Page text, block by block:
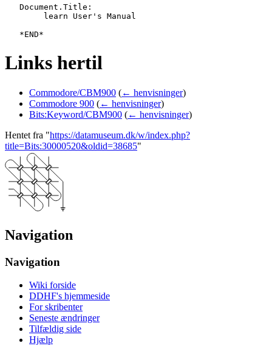
   Document.Title:
Links hertil
Commodore/CBM900 (← henvisninger)
Commodore 900 (← henvisninger)
Bits:Keyword/CBM900 (← henvisninger)
Hentet fra "https://datamuseum.dk/w/index.php?
title=Bits:30000520&oldid=38685"
Navigation
Navigation
Wiki forside
DDHF's hjemmeside
For skribenter
Seneste ændringer
Tilfældig side
Hjælp